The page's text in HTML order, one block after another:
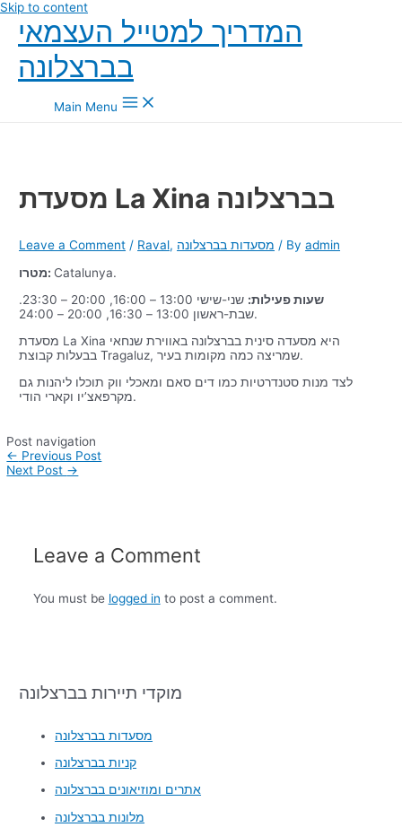
Skip to content
המדריך למטייל העצמאי
בברצלונה
Main Menu
מסעדת La Xina בברצלונה
Leave a Comment / Raval, מסעדות בברצלונה / Byadmin
מטרו: Catalunya.
שעות פעילות:
שני-שישי 13:00 – 16:00, 20:00 – 23:30.
שבת-ראשון 13:00 – 16:30, 20:00 – 24:00.
מסעדת La Xina היא מסעדה סינית בברצלונה באווירת שנחאי
בבעלות קבוצת Tragaluz, שמריצה כמה מקומות בעיר.
לצד מנות סטנדרטיות כמו דים סאם ומאכלי ווק תוכלו ליהנות גם
מקרפאצ’יו וקארי הודי.
Post navigation
← Previous Post
Next Post →
Leave a Comment
You must be logged in to post a comment.
מוקדי תיירות בברצלונה
מסעדות בברצלונה
קניות בברצלונה
אתרים ומוזיאונים בברצלונה
מלונות בברצלונה